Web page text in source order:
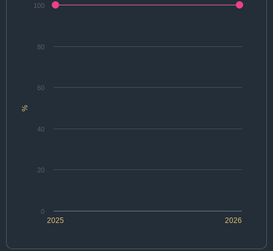
%
2025 2026
0
20
40
60
80
100